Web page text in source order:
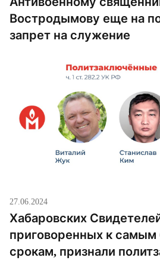
Востродымову еще на
запрет на служение
27.06.2024
Хабаровских
приговоренных к
срокам, признали